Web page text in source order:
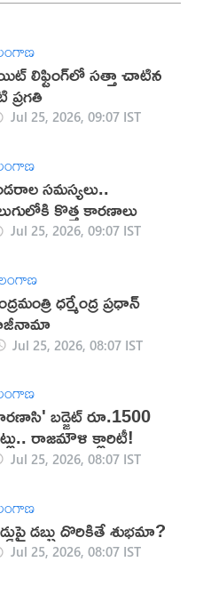
లిఫ్టింగ్‌లో సత్తా చాటిన
ప్రగతి
Jul 25, 2026, 09:07 IST
సమస్యలు..
కొత్త కారణాలు
Jul 25, 2026, 09:07 IST
ధర్మేంద్ర ప్రధాన్
Jul 25, 2026, 08:07 IST
బడ్జెట్ రూ.1500
రాజమౌళి క్లారిటీ!
Jul 25, 2026, 08:07 IST
డబ్బు దొరికితే శుభమా?
Jul 25, 2026, 08:07 IST